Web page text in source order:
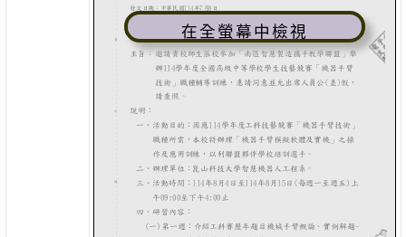
在全螢幕中檢視